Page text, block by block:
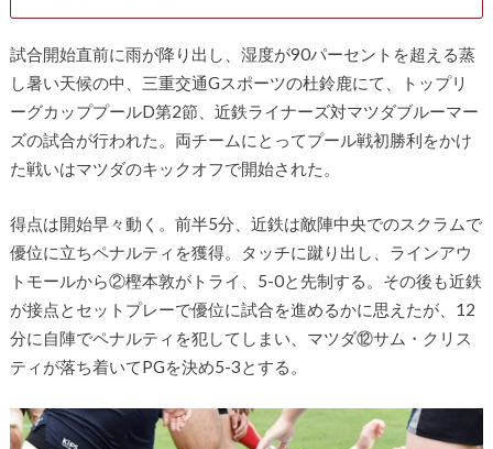
試合開始直前に雨が降り出し、湿度が90パーセントを超える蒸
し暑い天候の中、三重交通Gスポーツの杜鈴鹿にて、トップリ
ーグカッププールD第2節、近鉄ライナーズ対マツダブルーマー
ズの試合が行われた。両チームにとってプール戦初勝利をかけ
た戦いはマツダのキックオフで開始された。
得点は開始早々動く。前半5分、近鉄は敵陣中央でのスクラムで
優位に立ちペナルティを獲得。タッチに蹴り出し、ラインアウ
トモールから②樫本敦がトライ、5-0と先制する。その後も近鉄
が接点とセットプレーで優位に試合を進めるかに思えたが、12
分に自陣でペナルティを犯してしまい、マツダ⑫サム・クリス
ティが落ち着いてPGを決め5-3とする。